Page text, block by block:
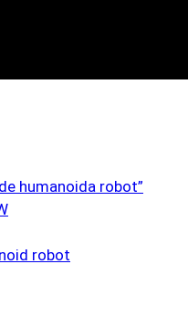
humanoida robot”
robot